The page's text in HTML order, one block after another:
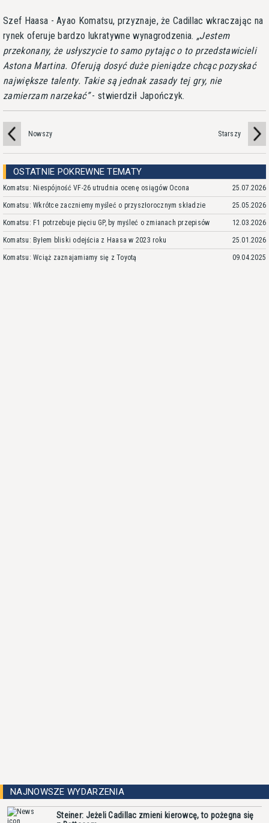
Szef Haasa - Ayao Komatsu, przyznaje, że Cadillac wkraczając na
rynek oferuje bardzo lukratywne wynagrodzenia.
Jestem
przekonany, że usłyszycie to samo pytając o to przedstawicieli
Astona Martina. Oferują dosyć duże pieniądze chcąc pozyskać
największe talenty. Takie są jednak zasady tej gry, nie
zamierzam narzekać - stwierdził Japończyk.
Nowszy Starszy
OSTATNIE POKREWNE TEMATY
Komatsu: Niespójność VF-26 utrudnia ocenę osiągów Ocona 25.07.2026
Komatsu: Wkrótce zaczniemy myśleć o przyszłorocznym składzie 25.05.2026
Komatsu: F1 potrzebuje pięciu GP, by myśleć o zmianach przepisów 12.03.2026
Komatsu: Byłem bliski odejścia z Haasa w 2023 roku 25.01.2026
Komatsu: Wciąż zaznajamiamy się z Toyotą 09.04.2025
NAJNOWSZE WYDARZENIA
Steiner: Jeżeli Cadillac zmieni kierowcę, to pożegna się